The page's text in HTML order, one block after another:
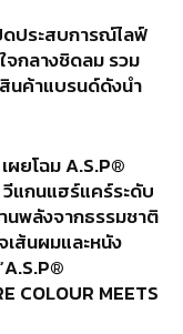
ประสบการณ์ไลฟ์
จกลางชิดลม รวม
นค้าแบรนด์ดังนำ
ผยโฉม A.S.P®
แกนแฮร์แคร์ระดับ
นพลังจากธรรมชาติ
เส้นผมและหนัง
COLOUR MEETS